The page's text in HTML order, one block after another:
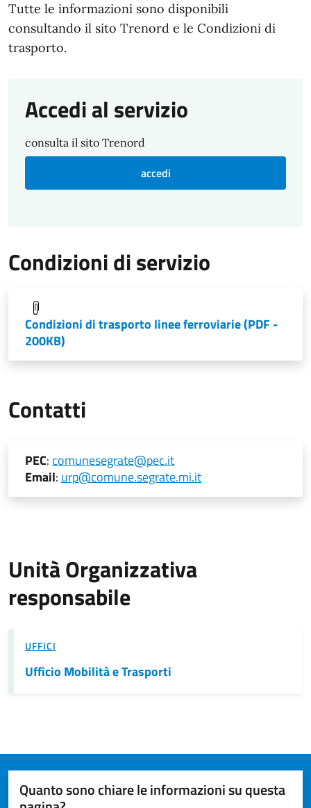
Tutte le informazioni sono disponibili
consultando il sito Trenord e le Condizioni di
trasporto.
Accedi al servizio
consulta il sito Trenord
accedi
Condizioni di servizio
Condizioni di trasporto linee ferroviarie(PDF -
200KB)
Contatti
PEC: comunesegrate@pec.it
Email: urp@comune.segrate.mi.it
Unità Organizzativa
responsabile
UFFICI
Ufficio Mobilità e Trasporti
Quanto sono chiare le informazioni su questa